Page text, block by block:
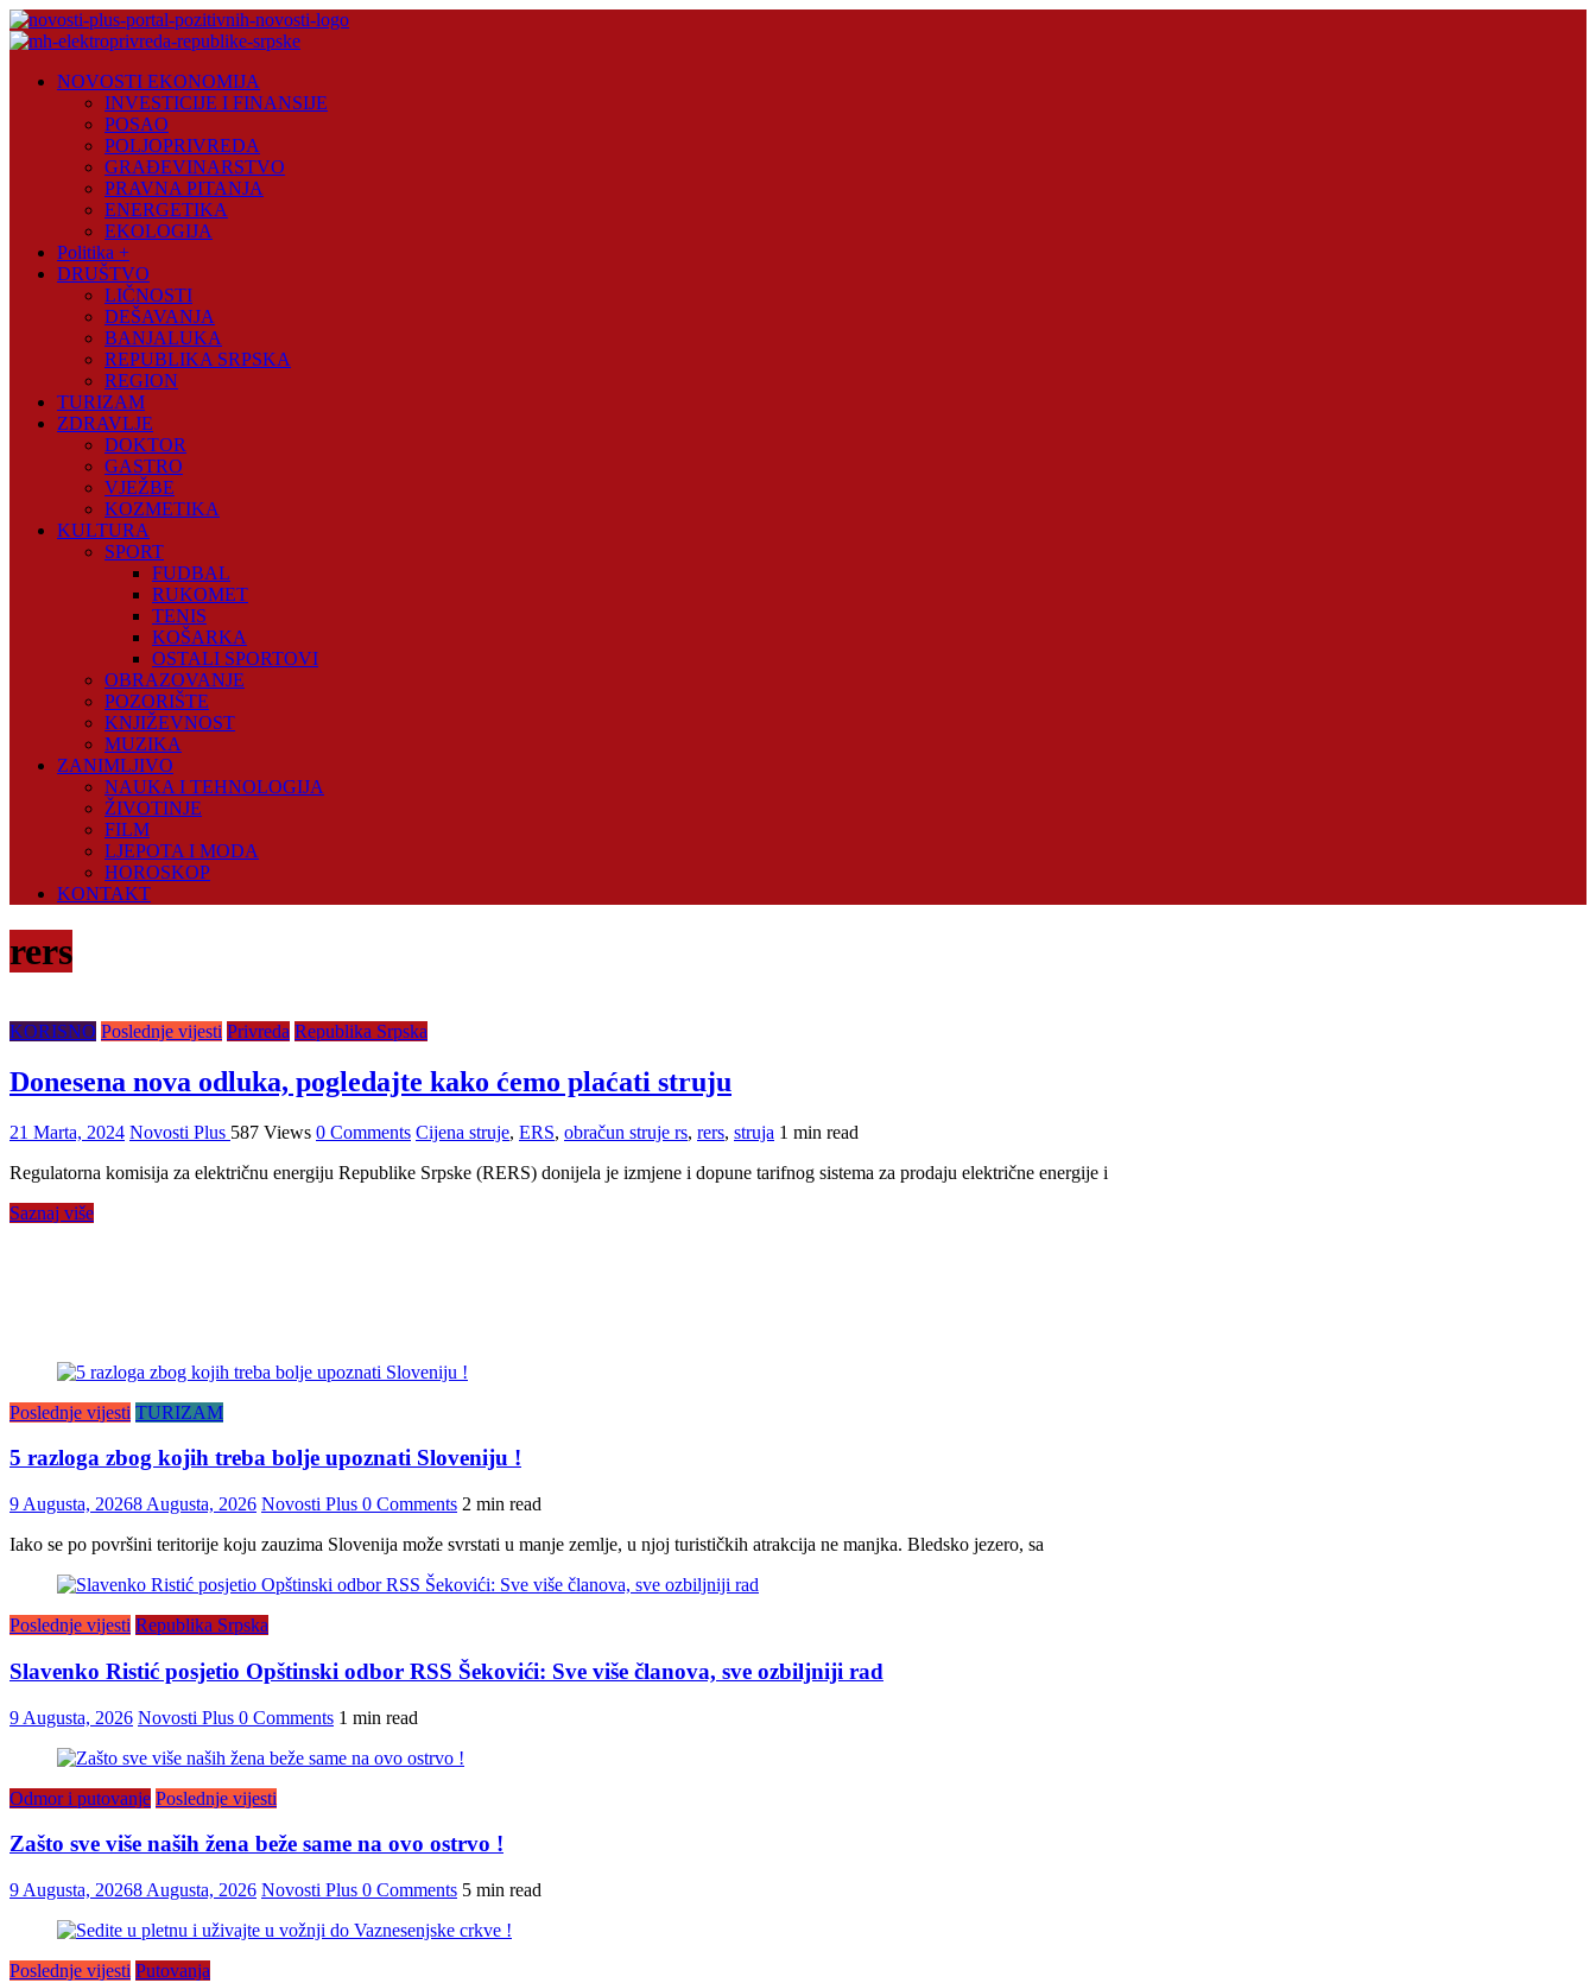
Skip
to
Plus
NOVOSTI EKONOMIJA
INVESTICIJE I FINANSIJE
POSAO
POLJOPRIVREDA
GRAĐEVINARSTVO
PRAVNA PITANJA
ENERGETIKA
EKOLOGIJA
Politika +
DRUŠTVO
LIČNOSTI
DEŠAVANJA
BANJALUKA
REPUBLIKA SRPSKA
REGION
TURIZAM
ZDRAVLJE
DOKTOR
GASTRO
VJEŽBE
KOZMETIKA
KULTURA
SPORT
FUDBAL
RUKOMET
TENIS
KOŠARKA
OSTALI SPORTOVI
OBRAZOVANJE
POZORIŠTE
KNJIŽEVNOST
MUZIKA
ZANIMLJIVO
NAUKA I TEHNOLOGIJA
ŽIVOTINJE
FILM
LJEPOTA I MODA
HOROSKOP
KONTAKT
rers
KORISNO Poslednje vijesti Privreda Republika Srpska
Donesena nova odluka, pogledajte kako ćemo plaćati struju
21 Marta, 2024 Novosti Plus 587 Views 0 Comments Cijena struje, ERS, obračun struje rs, rers, struja 1 min read
Regulatorna komisija za električnu energiju Republike Srpske (RERS) donijela je izmjene i dopune tarifnog sistema za prodaju električne energije i
Saznaj više
Poslednje vijesti TURIZAM
5 razloga zbog kojih treba bolje upoznati Sloveniju !
9 Augusta, 20268 Augusta, 2026 Novosti Plus 0 Comments 2 min read
Iako se po površini teritorije koju zauzima Slovenija može svrstati u manje zemlje, u njoj turističkih atrakcija ne manjka. Bledsko jezero, sa
Poslednje vijesti Republika Srpska
Slavenko Ristić posjetio Opštinski odbor RSS Šekovići: Sve više članova, sve ozbiljniji rad
9 Augusta, 2026 Novosti Plus 0 Comments 1 min read
Odmor i putovanje Poslednje vijesti
Zašto sve više naših žena beže same na ovo ostrvo !
9 Augusta, 20268 Augusta, 2026 Novosti Plus 0 Comments 5 min read
Poslednje vijesti Putovanja